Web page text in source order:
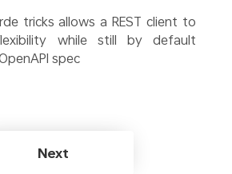
tricks allows a REST client to
while still by default
spec
Next